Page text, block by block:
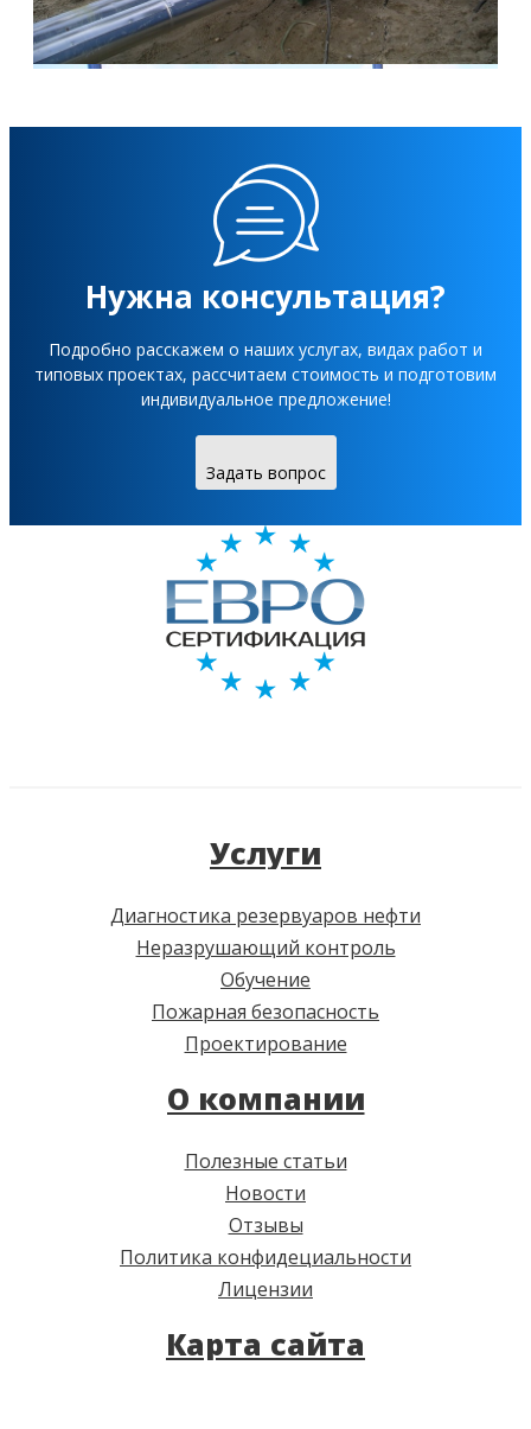
Нужна консультация?
Подробно расскажем о наших услугах, видах работ и
типовых проектах, рассчитаем стоимость и подготовим
индивидуальное предложение!
Задать вопрос
Услуги
Диагностика резервуаров нефти
Неразрушающий контроль
Обучение
Пожарная безопасность
Проектирование
О компании
Полезные статьи
Новости
Отзывы
Политика конфидециальности
Лицензии
Карта сайта